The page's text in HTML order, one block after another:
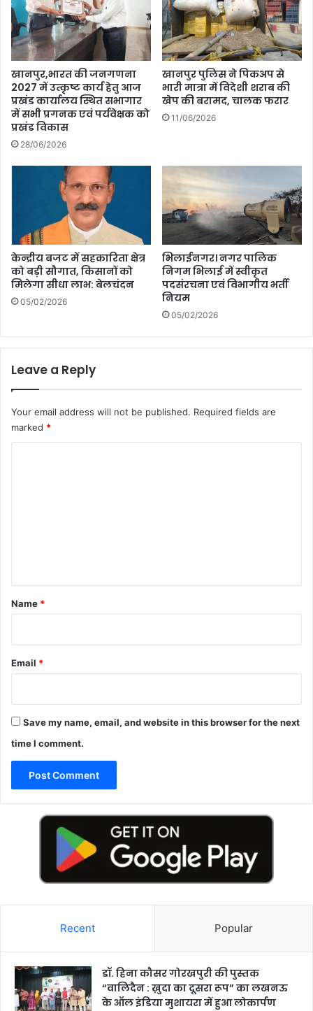
खानपुर,भारत की जनगणना
2027 में उत्कृष्ट कार्य हेतु आज
प्रखंड कार्यालय स्थित सभागार
में सभी प्रगनक एवं पर्यवेक्षक को
प्रखंड विकास
28/06/2026
खानपुर पुलिस ने पिकअप से
भारी मात्रा में विदेशी शराब की
खेप की बरामद, चालक फरार
11/06/2026
केन्द्रीय बजट में सहकारिता क्षेत्र
को बड़ी सौगात, किसानों को
मिलेगा सीधा लाभ: बेलचंदन
05/02/2026
भिलाईनगर। नगर पालिक
निगम भिलाई में स्वीकृत
पदसंरचना एवं विभागीय भर्ती
नियम
05/02/2026
Leave a Reply
Your email address will not be published. Required fields are
marked *
*
Name *
Email *
Save my name, email, and website in this browser for the next
time I comment.
Recent Popular
डॉ. हिना कौसर गोरखपुरी की पुस्तक
“वालिदैन : ख़ुदा का दूसरा रूप” का लखनऊ
के ऑल इंडिया मुशायरा में हुआ लोकार्पण